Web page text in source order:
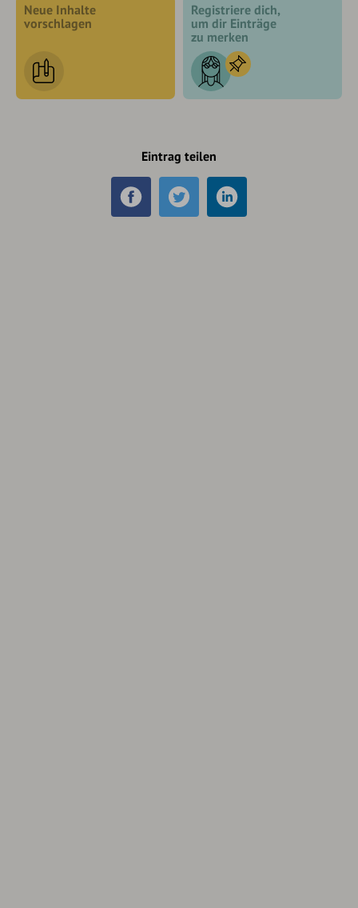
Neue Inhalte
vorschlagen
Registriere dich,
um dir Einträge
zu merken
Eintrag teilen